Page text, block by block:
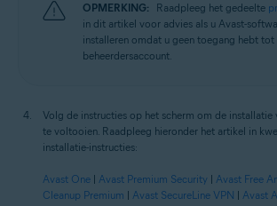
OPMERKING: Raadpleeg het gedeelte
in dit artikel voor advies als u Avast-
installeren omdat u geen toegang hebt tot
beheerdersaccount.
Volg de instructies op het scherm om de installatie
te voltooien. Raadpleeg hieronder het artikel in
installatie-instructies:
Avast One | Avast Premium Security | Avast Free
Cleanup Premium | Avast SecureLine VPN | Avast